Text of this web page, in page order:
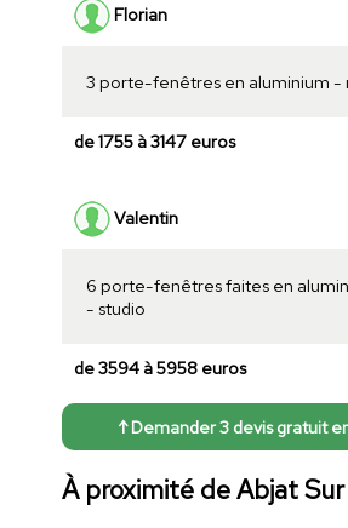
Florian
3 porte-fenêtres en aluminium -
de 1755 à 3147 euros
Valentin
6 porte-fenêtres faites en
- studio
de 3594 à 5958 euros
↑ Demander 3 devis gratuit
À proximité de Abjat